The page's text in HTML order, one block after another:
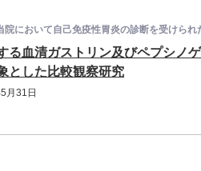
において自己免疫性胃炎の診断を受けら
る血清ガストリン及びペプシ
とした比較観察研究
5月31日